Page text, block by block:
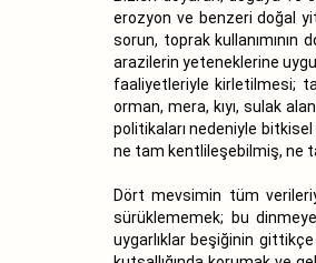
erozyon ve benzeri doğal
sorun, toprak kullanımının
arazilerin yeteneklerine
faaliyetleriyle kirletilmesi;
orman, mera, kıyı, sulak
politikaları nedeniyle bitkisel
ne tam kentlileşebilmiş, ne
Dört mevsimin tüm
sürüklememek; bu
uygarlıklar beşiğinin